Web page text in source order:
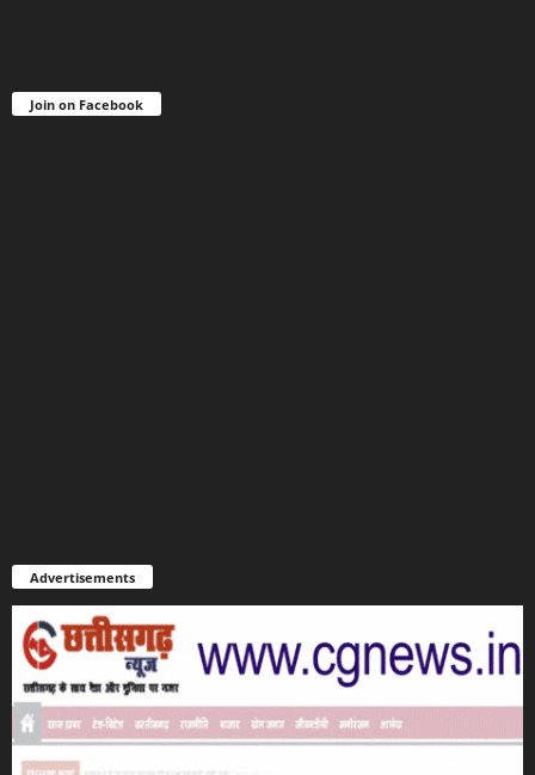
Join on Facebook
Advertisements